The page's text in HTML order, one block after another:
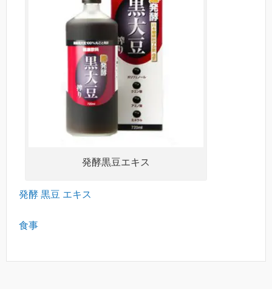
発酵黒豆エキス
発酵 黒豆 エキス
食事